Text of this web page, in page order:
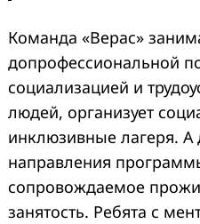
Команда «Верас»
допрофессиональной
социализацией и
людей, организует
инклюзивные лагеря.
направления
сопровождаемое
занятость. Ребята с